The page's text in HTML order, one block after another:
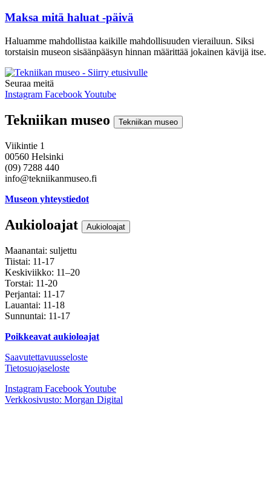
Maksa mitä haluat -päivä
Haluamme mahdollistaa kaikille mahdollisuuden vierailuun. Siksi
torstaisin museon sisäänpääsyn hinnan määrittää jokainen kävijä itse.
Seuraa meitä
Instagram FacebookYoutube
Tekniikan museo Tekniikan museo
Viikintie 1
00560 Helsinki
(09) 7288 440
info@tekniikanmuseo.fi
Museon yhteystiedot
Aukioloajat Aukioloajat
Maanantai: suljettu
Tiistai: 11-17
Keskiviikko: 11–20
Torstai: 11-20
Perjantai: 11-17
Lauantai: 11-18
Sunnuntai: 11-17
Poikkeavat aukioloajat
Saavutettavuusseloste
Tietosuojaseloste
Instagram FacebookYoutube
Verkkosivusto: Morgan Digital